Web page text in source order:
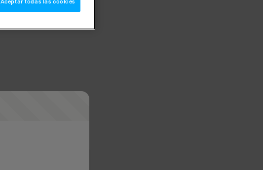
Aceptar todas las cookies